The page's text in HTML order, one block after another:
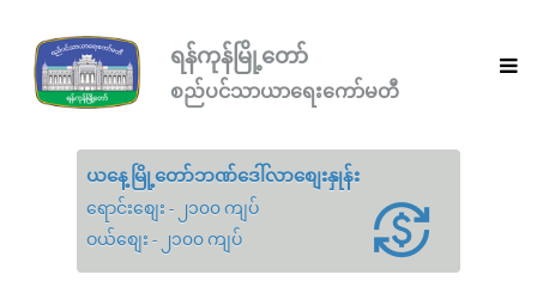
ရန်ကုန်မြို့တော်
စည်ပင်သာယာရေးကော်မတီ
ယနေ့မြို့တော်ဘဏ်ဒေါ်လာစျေးနှုန်း
ရောင်းစျေး - ၂၁၀၀ ကျပ်
ဝယ်စျေး - ၂၁၀၀ ကျပ်